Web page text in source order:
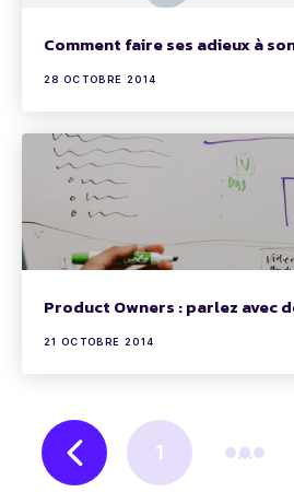
Comment faire ses adieux à
28 OCTOBRE 2014
Product Owners : parlez avec
21 OCTOBRE 2014
1 ...